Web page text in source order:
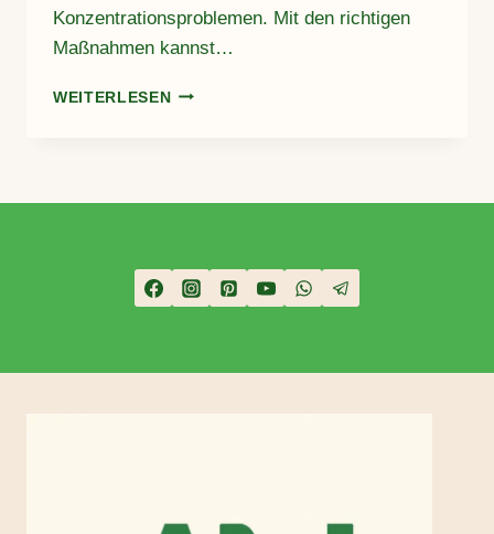
Konzentrationsproblemen. Mit den richtigen
Maßnahmen kannst…
WEITERLESENELEKTROSMOG
ÜR D